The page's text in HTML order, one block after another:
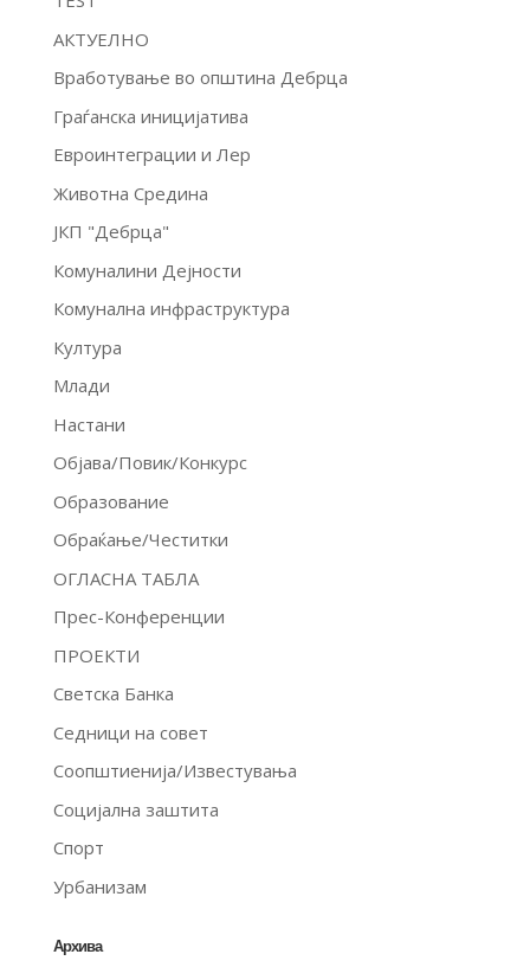
АКТУЕЛНО
Вработување во општина Дебрца
Граѓанска иницијатива
Евроинтеграции и Лер
Животна Средина
ЈКП "Дебрца"
Комуналини Дејности
Комунална инфраструктура
Култура
Млади
Настани
Објава/Повик/Конкурс
Образование
Обраќање/Честитки
ОГЛАСНА ТАБЛА
Прес-Конференции
ПРОЕКТИ
Светска Банка
Седници на совет
Соопштиенија/Известувања
Социјална заштита
Спорт
Урбанизам
Архива